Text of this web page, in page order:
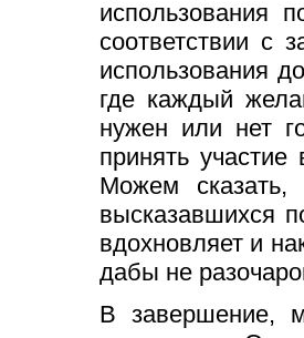
использования
соответствии с
использования
где каждый
нужен или нет
принять
Можем сказать,
высказавшихся
вдохновляет и
дабы не
В завершение,